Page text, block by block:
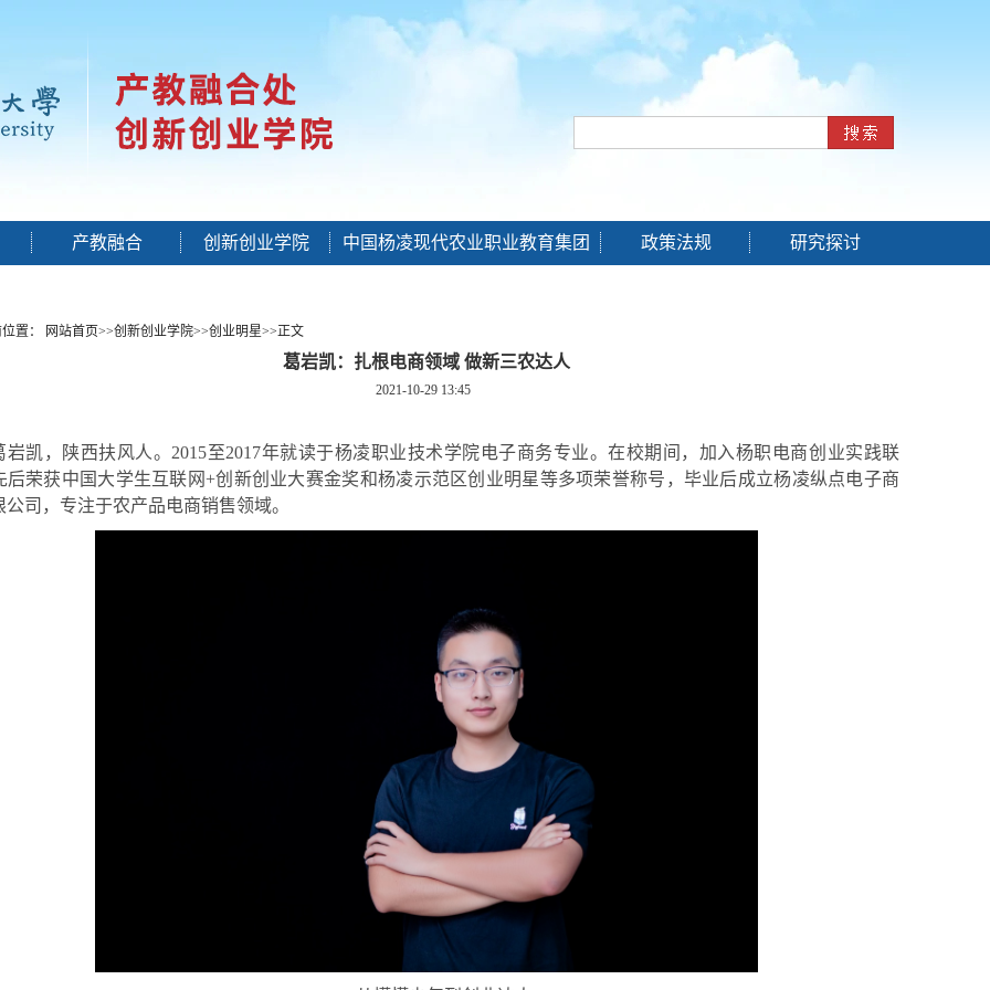
产教融合 创新创业学院 中国杨凌现代农业职业教育集团 政策法规 研究探讨
置： 网站首页>>创新创业学院>>创业明星>>正文
葛岩凯：扎根电商领域 做新三农达人
2021-10-29 13:45
岩凯，陕西扶风人。 201 5至2017年就读于杨凌职业技术学院电子商务专业。在校期间，加入杨职电商创业实践联
后荣获中国大学生互联网+创新创业大赛金奖和杨凌示范区创业明星等多项荣誉称号，毕业后成立杨凌纵点电子商
公司，专注于农产品电商销售领域。